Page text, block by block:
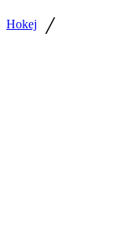
Hokej /